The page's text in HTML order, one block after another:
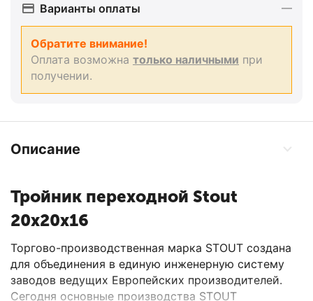
Варианты оплаты
Обратите внимание!
Оплата возможна только наличными при
получении.
Описание
Тройник переходной Stout
20x20x16
Торгово-производственная марка STOUT создана
для объединения в единую инженерную систему
заводов ведущих Европейских производителей.
Сегодня основные производства STOUT